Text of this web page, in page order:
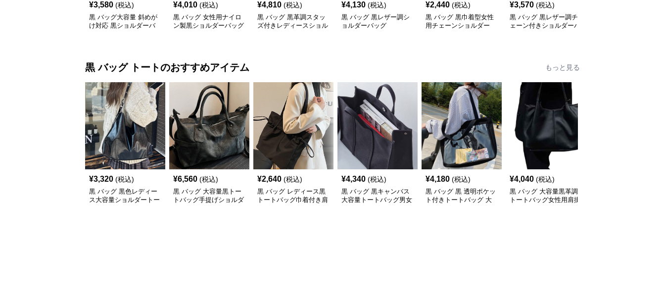
¥3,580 (税込)
黒 バッグ大容量 斜めが
け対応 黒ショルダーバ
¥4,010 (税込)
黒 バッグ 女性用ナイロ
ン製黒ショルダーバッグ
¥4,810 (税込)
黒 バッグ 黒革調スタッ
ズ付きレディースショル
¥4,130 (税込)
黒 バッグ 黒レザー調シ
ョルダーバッグ
¥2,440 (税込)
黒 バッグ 黒巾着型女性
用チェーンショルダー
¥3,570 (税込)
黒 バッグ 黒レザー調チ
ェーン付きショルダーバ
黒 バッグ トートのおすすめアイテム もっと見る
¥3,320 (税込)
黒 バッグ 黒色レディー
ス大容量ショルダートー
¥6,560 (税込)
黒 バッグ 大容量黒トー
トバッグ手提げショルダ
¥2,640 (税込)
黒 バッグ レディース黒
トートバッグ巾着付き肩
¥4,340 (税込)
黒 バッグ 黒キャンバス
大容量トートバッグ男女
¥4,180 (税込)
黒 バッグ 黒 透明ポケッ
ト付きトートバッグ 大
¥4,040 (税込)
黒 バッグ 大容量黒革調
トートバッグ女性用肩掛